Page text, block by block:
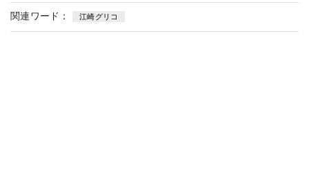
関連ワード： 江崎グリコ